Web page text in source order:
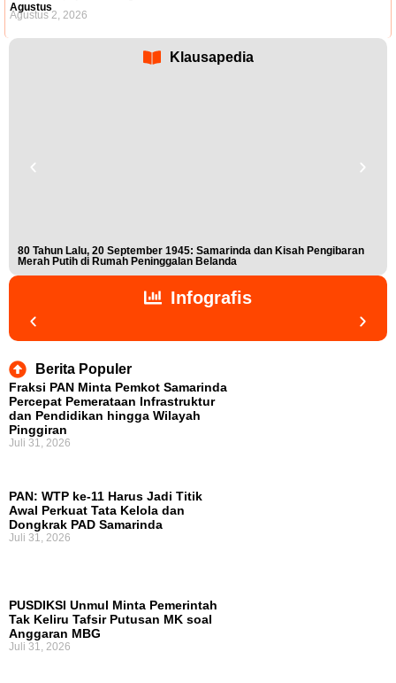
Agustus
Agustus 2, 2026
Berita Populer
Fraksi PAN Minta Pemkot Samarinda
Percepat Pemerataan Infrastruktur
dan Pendidikan hingga Wilayah
Pinggiran
Juli 31, 2026
PAN: WTP ke-11 Harus Jadi Titik
Awal Perkuat Tata Kelola dan
Dongkrak PAD Samarinda
Juli 31, 2026
PUSDIKSI Unmul Minta Pemerintah
Tak Keliru Tafsir Putusan MK soal
Anggaran MBG
Juli 31, 2026
Klausapedia
80 Tahun Lalu, 20 September 1945: Samarinda dan Kisah Pengibaran
Merah Putih di Rumah Peninggalan Belanda
Infografis